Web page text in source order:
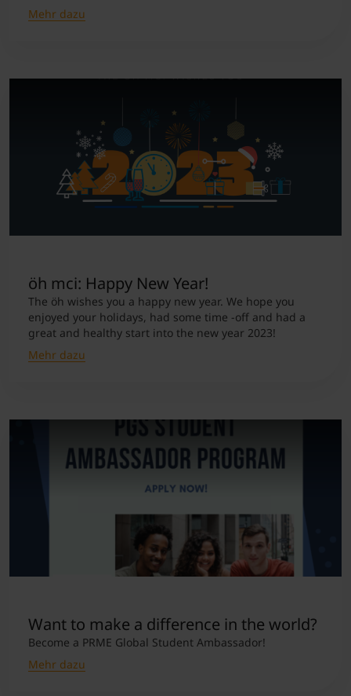
Mehr dazu
öh mci: Happy New Year!
The öh wishes you a happy new year. We hope you
enjoyed your holidays, had some time -off and had a
great and healthy start into the new year 2023!
Mehr dazu
Want to make a difference in the world?
Become a PRME Global Student Ambassador!
Mehr dazu